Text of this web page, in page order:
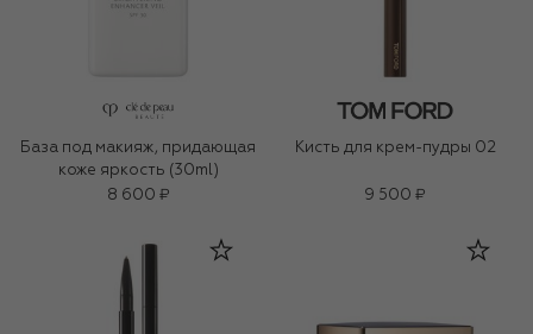
База под макияж, придающая
коже яркость (30ml)
8 600 ₽
Кисть для крем-пудры 02
9 500 ₽